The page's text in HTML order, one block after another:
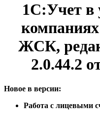
1С:Учет
ЖСК,
2.0.44.2
Новое в версии:
Работа с лицевыми